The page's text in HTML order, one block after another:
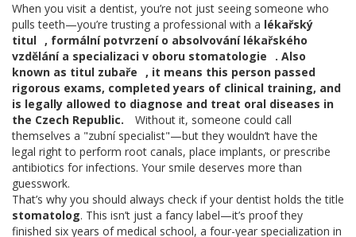
When you visit a dentist, you’re not just seeing someone who
pulls teeth—you’re trusting a professional with a lékařský
titul , formální potvrzení o absolvování lékařského
vzdělání a specializaci v oboru stomatologie
. Also
known as titul zubaře
, it means this person passed
rigorous exams, completed years of clinical training, and
is legally allowed to diagnose and treat oral diseases in
the Czech Republic.
Without it, someone could call
themselves a "zubní specialist"—but they wouldn’t have the
legal right to perform root canals, place implants, or prescribe
antibiotics for infections. Your smile deserves more than
guesswork.
That’s why you should always check if your dentist holds the title
stomatolog. This isn’t just a fancy label—it’s proof they
finished six years of medical school, a four-year specialization in